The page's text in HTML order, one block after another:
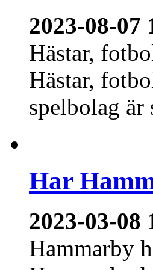
2023-08-07
Hästar,
Hästar,
spelbolag är
Har
2023-03-08
Hammarby